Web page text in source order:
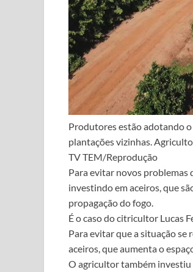
Produtores estão adotando
plantações vizinhas.
TV TEM/Reprodução
Para evitar novos problemas
investindo em aceiros, que
propagação do fogo.
É o caso do citricultor Lucas
Para evitar que a situação se
aceiros, que aumenta o
O agricultor também investiu